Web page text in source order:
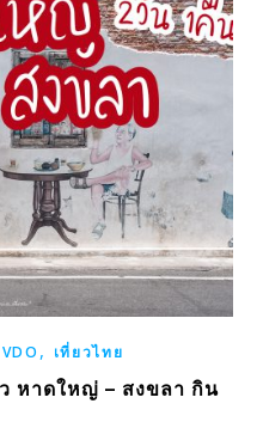
, เที่ยวไทย
หาดใหญ่ – สงขลา กิน